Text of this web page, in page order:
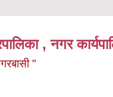
, नगर
"